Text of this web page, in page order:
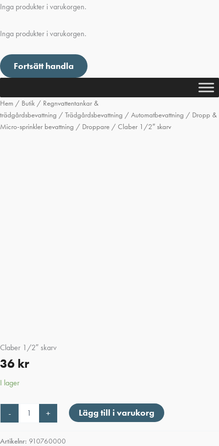
Inga produkter i varukorgen.
Inga produkter i varukorgen.
Fortsätt handla
Hem / Butik / Regnvattentankar &
trädgårdsbevattning / Trädgårdsbevattning / Automatbevattning / Dropp &
Micro-sprinkler bevattning / Droppare / Claber 1/2″ skarv
Claber 1/2″ skarv
36 kr
I lager
-
1/2"
mängd
+ Lägg till i varukorg
Artikelnr: 910760000